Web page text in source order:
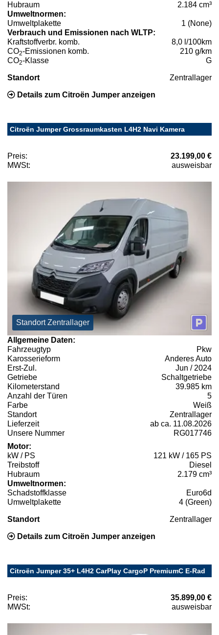
Hubraum
2.184 cm³
Umweltnormen:
Umweltplakette
1 (None)
Verbrauch und Emissionen nach WLTP:
Kraftstoffverbr. komb.
8,0 l/100km
CO2-Emissionen komb.
210 g/km
CO2-Klasse G
Standort Zentrallager
Details zum Citroën Jumper anzeigen
Citroën Jumper Grossraumkasten L4H2 Navi Kamera
Preis:
23.199,00 €
MWSt:
ausweisbar
Standort Zentrallager
Allgemeine Daten:
Fahrzeugtyp
Pkw
Karosserieform
Anderes Auto
Erst-Zul.
Jun / 2024
Getriebe
Schaltgetriebe
Kilometerstand
39.985 km
Anzahl der Türen
5
Farbe
Weiß
Standort
Zentrallager
Lieferzeit
ab ca. 11.08.2026
Unsere Nummer
RG017746
Motor:
kW / PS
121 kW / 165 PS
Treibstoff
Diesel
Hubraum
2.179 cm³
Umweltnormen:
Schadstoffklasse
Euro6d
Umweltplakette
4 (Green)
Standort Zentrallager
Details zum Citroën Jumper anzeigen
Citroën Jumper 35+ L4H2 CarPlay CargoP PremiumC E-Rad
Preis:
35.899,00 €
MWSt:
ausweisbar